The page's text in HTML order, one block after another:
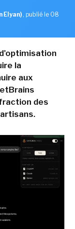
Elyan) , publié le 08
la
aux
des